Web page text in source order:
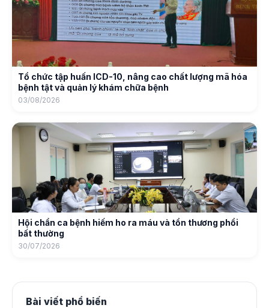
Tổ chức tập huấn ICD-10, nâng cao chất lượng mã hóa
bệnh tật và quản lý khám chữa bệnh
03/08/2026
Hội chẩn ca bệnh hiếm ho ra máu và tổn thương phổi
bất thường
30/07/2026
Bài viết phổ biến